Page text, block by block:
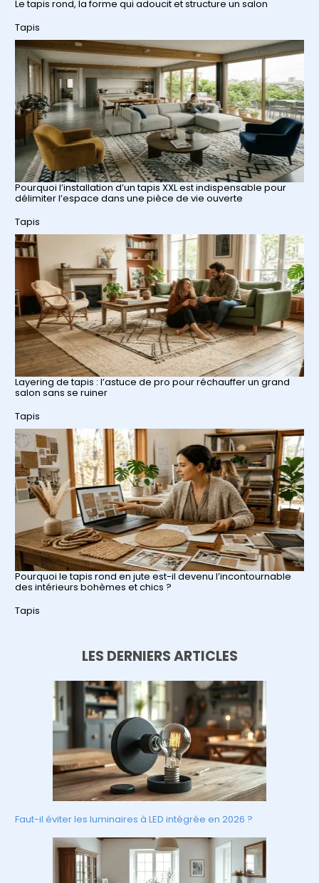
Le tapis rond, la forme qui adoucit et structure un salon
Par rapport à
Tapis
Pourquoi l’installation d’un tapis XXL est indispensable pour
délimiter l’espace dans une pièce de vie ouverte
Par rapport à
Tapis
Layering de tapis : l’astuce de pro pour réchauffer un grand
salon sans se ruiner
Par rapport à
Tapis
Pourquoi le tapis rond en jute est-il devenu l’incontournable
des intérieurs bohèmes et chics ?
Par rapport à
Tapis
LES DERNIERS ARTICLES
Faut-il éviter les luminaires à LED intégrée en 2026 ?